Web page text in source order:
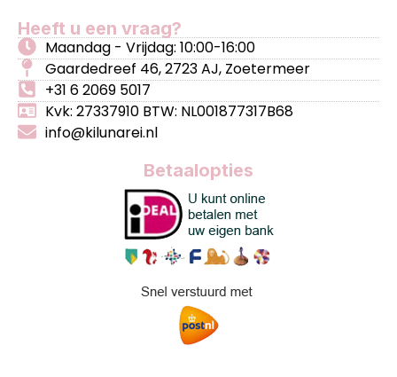
Heeft u een vraag?
Maandag - Vrijdag: 10:00-16:00
Gaardedreef 46, 2723 AJ, Zoetermeer
+31 6 2069 5017
Kvk: 27337910 BTW: NL001877317B68
info@kilunarei.nl
Betaalopties